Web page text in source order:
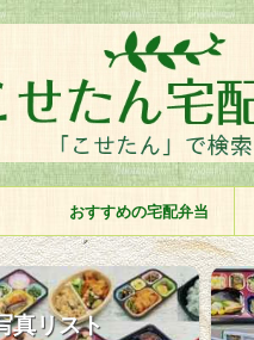
おすすめの宅配弁当
真リスト